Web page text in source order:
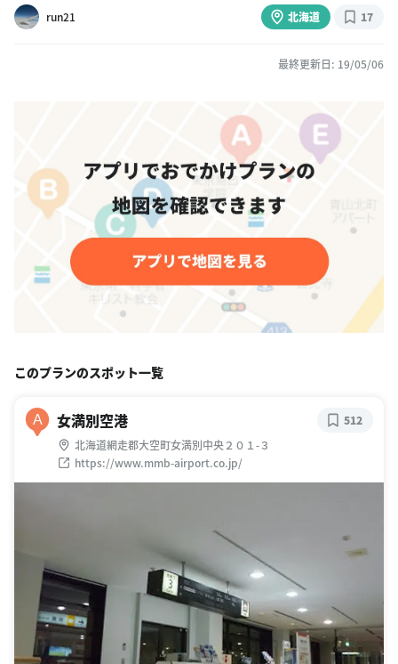
run21
北海道 17
最終更新日: 19/05/06
このプランのスポット一覧
A 女満別空港
北海道網走郡大空町女満別中央２０１-３
https://www.mmb-airport.co.jp/
512